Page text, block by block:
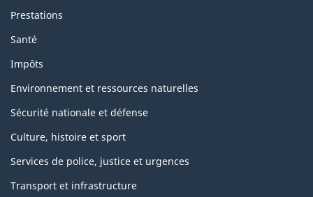
Prestations
Santé
Impôts
Environnement et ressources naturelles
Sécurité nationale et défense
Culture, histoire et sport
Services de police, justice et urgences
Transport et infrastructure